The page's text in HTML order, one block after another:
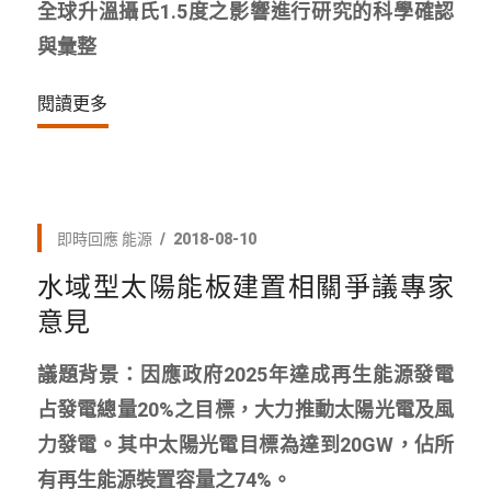
全球升溫攝氏1.5度之影響進行研究的科學確認
與彙整
閱讀更多
即時回應 能源 2018-08-10
水域型太陽能板建置相關爭議專家
意見
議題背景：因應政府2025年達成再生能源發電
占發電總量20%之目標，大力推動太陽光電及風
力發電。其中太陽光電目標為達到20GW，佔所
有再生能源裝置容量之74%。